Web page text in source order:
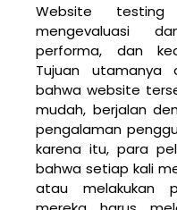
Website
mengevaluasi
performa, dan
Tujuan utamanya
bahwa website
mudah, berjalan
pengalaman
karena itu, para
bahwa setiap kali
atau melakukan